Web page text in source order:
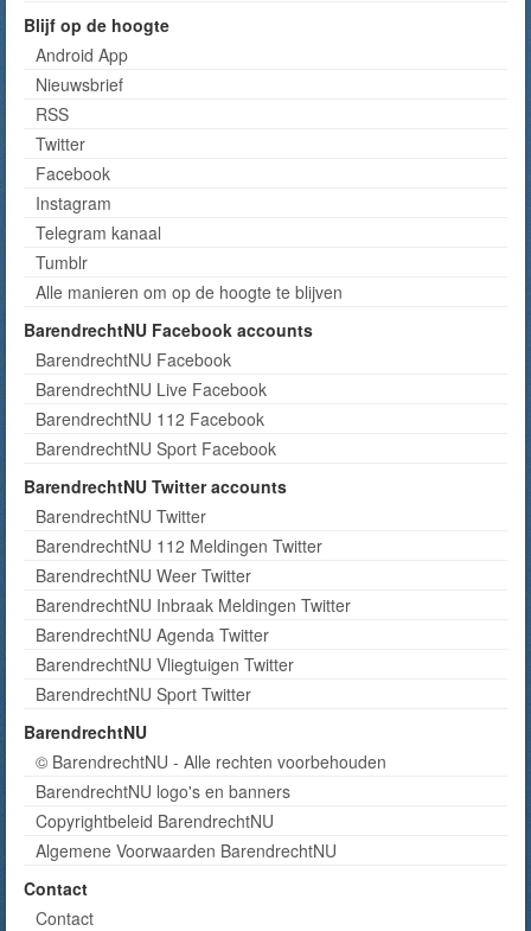
Blijf op de hoogte
Android App
Nieuwsbrief
RSS
Twitter
Facebook
Instagram
Telegram kanaal
Tumblr
Alle manieren om op de hoogte te blijven
BarendrechtNU Facebook accounts
BarendrechtNU Facebook
BarendrechtNU Live Facebook
BarendrechtNU 112 Facebook
BarendrechtNU Sport Facebook
BarendrechtNU Twitter accounts
BarendrechtNU Twitter
BarendrechtNU 112 Meldingen Twitter
BarendrechtNU Weer Twitter
BarendrechtNU Inbraak Meldingen Twitter
BarendrechtNU Agenda Twitter
BarendrechtNU Vliegtuigen Twitter
BarendrechtNU Sport Twitter
BarendrechtNU
© BarendrechtNU - Alle rechten voorbehouden
BarendrechtNU logo's en banners
Copyrightbeleid BarendrechtNU
Algemene Voorwaarden BarendrechtNU
Contact
Contact